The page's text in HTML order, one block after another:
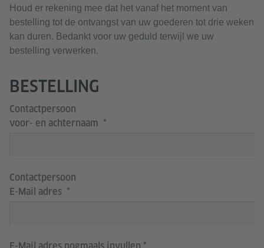
Houd er rekening mee dat het vanaf het moment van
bestelling tot de ontvangst van uw goederen tot drie weken
kan duren. Bedankt voor uw geduld terwijl we uw
bestelling verwerken.
BESTELLING
Contactpersoon
voor- en achternaam
Contactpersoon
E-Mail adres